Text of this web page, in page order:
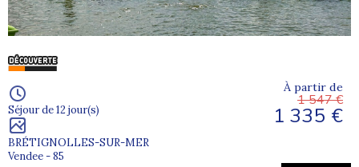
Séjour de 12 jour(s)
BRÉTIGNOLLES-SUR-MER
Vendee - 85
À partir de
1 547 €
1 335 €